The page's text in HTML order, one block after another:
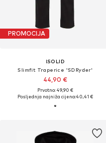
PROMOCIJA
!SOLID
Slimfit Traperice 'SDRyder'
44,90 €
Prvotno: 49,90 €
Posljednja najniža cijena:40,41 €